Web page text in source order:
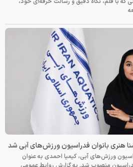
هنری بانوان فدراسیون ورزش‌های آبی شد
ورزش‌های آبی، کیمیا احمدی به عنوان